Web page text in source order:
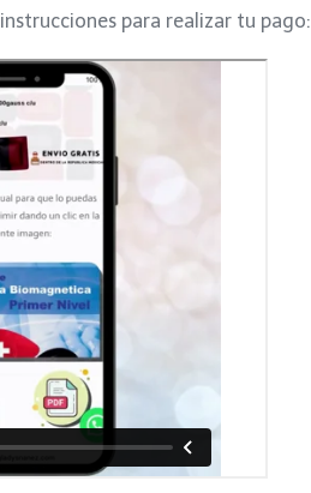
para realizar tu pago: